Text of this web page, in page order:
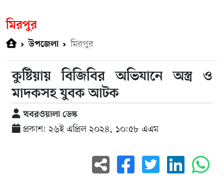
মিরপুর
উপজেলা মিরপুর
কুষ্টিয়ায় বিজিবির অভিযানে অস্ত্র ও
মাদকসহ যুবক আটক
খবরওয়ালা ডেস্ক
প্রকাশ: ২৬ই এপ্রিল ২০২৪, ১০:৫৮ এএম